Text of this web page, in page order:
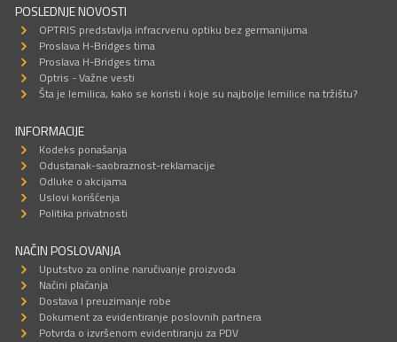
POSLEDNJE NOVOSTI
OPTRIS predstavlja infracrvenu optiku bez germanijuma
Proslava H-Bridges tima
Proslava H-Bridges tima
Optris - Važne vesti
Šta je lemilica, kako se koristi i koje su najbolje lemilice na tržištu?
INFORMACIJE
Kodeks ponašanja
Odustanak-saobraznost-reklamacije
Odluke o akcijama
Uslovi korišćenja
Politika privatnosti
NAČIN POSLOVANJA
Uputstvo za online naručivanje proizvoda
Načini plaćanja
Dostava I preuzimanje robe
Dokument za evidentiranje poslovnih partnera
Potvrda o izvršenom evidentiranju za PDV